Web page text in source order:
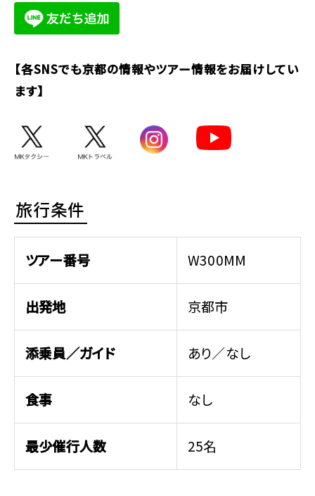
【各SNSでも京都の情報やツアー情報をお届けしてい
ます】
旅行条件
ツアー番号 W300MM
出発地 京都市
添乗員／ガイド あり／なし
食事 なし
最少催行人数 25名